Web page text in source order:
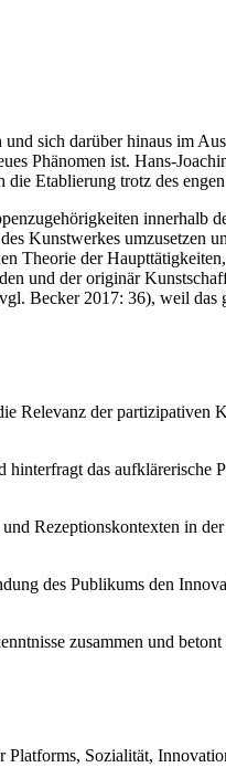
sich darüber hinaus im
Phänomen ist. Hans-
Etablierung trotz des
innerhalb
Kunstwerkes umzusetzen
Theorie der
und der originär
Becker 2017: 36), weil
Relevanz der partizipativen
das aufklärerische
Rezeptionskontexten in
des Publikums den
zusammen und
Sozialität,